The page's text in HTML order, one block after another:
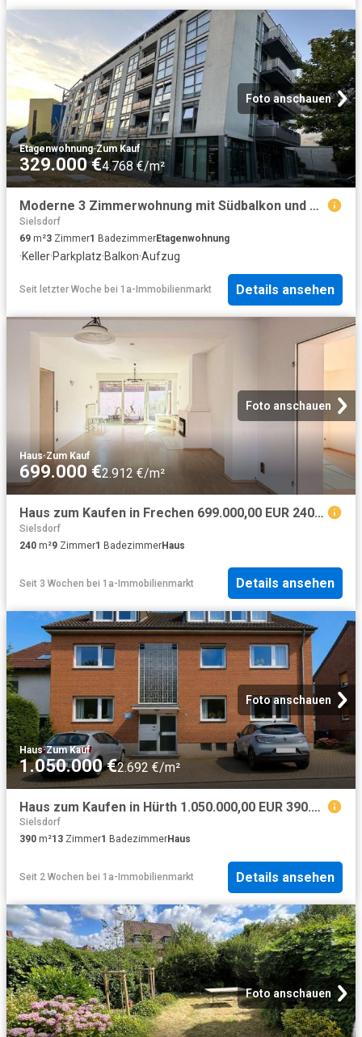
Foto anschauen
Etagenwohnung·Zum Kauf
329.000 €4.768 €/m²
Moderne 3 Zimmerwohnung mit Südbalkon und TG Stellplatz
Sielsdorf
69 m²3 Zimmer1 BadezimmerEtagenwohnung
·Keller·Parkplatz·Balkon·Aufzug
Seit letzter Woche bei 1a-Immobilienmarkt Details ansehen
Foto anschauen
Haus·Zum Kauf
699.000 €2.912 €/m²
Haus zum Kaufen in Frechen 699.000,00 EUR 240.08 m²
Sielsdorf
240 m²9 Zimmer1 BadezimmerHaus
Seit 3 Wochen bei 1a-Immobilienmarkt Details ansehen
Foto anschauen
Haus·Zum Kauf
1.050.000 €2.692 €/m²
Haus zum Kaufen in Hürth 1.050.000,00 EUR 390.59 m²
Sielsdorf
390 m²13 Zimmer1 BadezimmerHaus
Seit 2 Wochen bei 1a-Immobilienmarkt Details ansehen
Foto anschauen